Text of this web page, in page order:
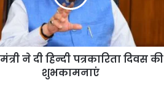
ने दी हिन्दी पत्रकारिता दिवस की
शुभकामनाएं